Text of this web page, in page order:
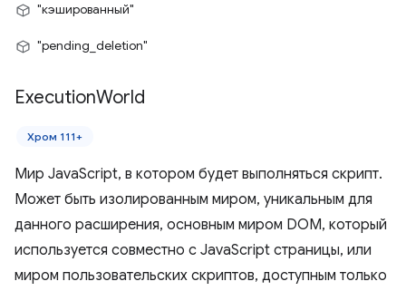
"кэшированный"
"pending_deletion"
ExecutionWorld
Хром 111+
Мир JavaScript, в котором будет выполняться скрипт.
Может быть изолированным миром, уникальным для
данного расширения, основным миром DOM, который
используется совместно с JavaScript страницы, или
миром пользовательских скриптов, доступным только